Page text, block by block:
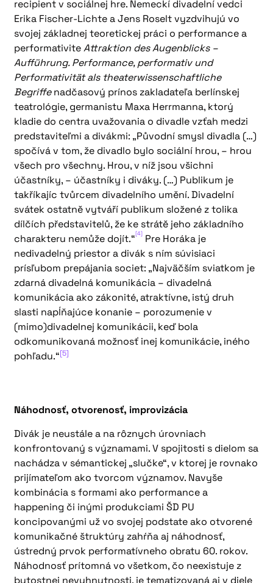
recipient v sociálnej hre. Nemeckí divadelní vedci
Erika Fischer-Lichte a Jens Roselt vyzdvihujú vo
svojej základnej teoretickej práci o performance a
performativiteAttraktion des Augenblicks –
Aufführung. Performance, performativ und
Performativität als theaterwissenschaftliche
Begriffenadčasový prínos zakladateľa berlínskej
teatrológie, germanistu Maxa Herrmanna, ktorý
kladie do centra uvažovania o divadle vzťah medzi
predstaviteľmi a divákmi: „Původní smysl divadla (…)
spočívá v tom, že divadlo bylo sociální hrou, – hrou
všech pro všechny. Hrou, v níž jsou všichni
účastníky, – účastníky i diváky. (…) Publikum je
takříkajíc tvůrcem divadelního umění. Divadelní
svátek ostatně vytváří publikum složené z tolika
dílčích představitelů, že ke strátě jeho základního
charakteru nemůže dojít.“[4] Pre Horáka je
nedivadelný priestor a divák s ním súvisiaci
prísľubom prepájania societ: „Najväčším sviatkom je
zdarná divadelná komunikácia – divadelná
komunikácia ako zákonité, atraktívne, istý druh
slasti napĺňajúce konanie – porozumenie v
(mimo)divadelnej komunikácii, keď bola
odkomunikovaná možnosť inej komunikácie, iného
pohľadu.“[5]
Náhodnosť, otvorenosť, improvizácia
Divák je neustále a na rôznych úrovniach
konfrontovaný s významami. V spojitosti s dielom sa
nachádza v sémantickej „slučke“, v ktorej je rovnako
prijímateľom ako tvorcom významov. Navyše
kombinácia s formami ako performance a
happening či inými produkciami ŠD PU
koncipovanými už vo svojej podstate ako otvorené
komunikačné štruktúry zahŕňa aj náhodnosť,
ústredný prvok performatívneho obratu 60. rokov.
Náhodnosť prítomná vo všetkom, čo neexistuje z
bytostnej nevyhnutnosti, je tematizovaná aj v diele